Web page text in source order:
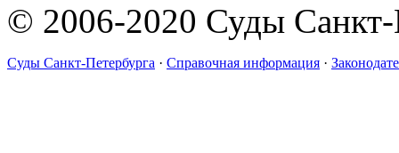
© 2006-2020 Суды Санкт-
Суды Санкт-Петербурга · Справочная информация ·